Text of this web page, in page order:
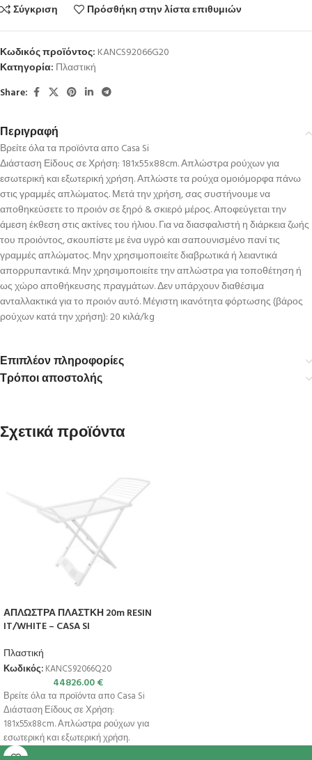
Σύγκριση
Πρόσθήκη στην λίστα επιθυμιών
Κωδικός προϊόντος: KANCS92066G20
Κατηγορία: Πλαστική
Share:
Περιγραφή
Βρείτε όλα τα προϊόντα απο Casa Si
Διάσταση Είδους σε Χρήση: 181x55x88cm. Απλώστρα ρούχων για
εσωτερική και εξωτερική χρήση. Απλώστε τα ρούχα ομοιόμορφα πάνω
στις γραμμές απλώματος. Μετά την χρήση, σας συστήνουμε να
αποθηκεύσετε το προιόν σε ξηρό & σκιερό μέρος. Αποφεύγεται την
άμεση έκθεση στις ακτίνες του ήλιου. Για να διασφαλιστή η διάρκεια ζωής
του προιόντος, σκουπίστε με ένα υγρό και σαπουνισμένο πανί τις
γραμμές απλώματος. Μην χρησιμοποιείτε διαβρωτικά ή λειαντικά
απορρυπαντικά. Μην χρησιμοποιείτε την απλώστρα για τοποθέτηση ή
ως χώρο αποθήκευσης πραγμάτων. Δεν υπάρχουν διαθέσιμα
ανταλλακτικά για το προιόν αυτό. Μέγιστη ικανότητα φόρτωσης (βάρος
ρούχων κατά την χρήση): 20 κιλά/kg
Επιπλέον πληροφορίες
Τρόποι αποστολής
Σχετικά προϊόντα
ΑΠΛΩΣΤΡΑ ΠΛΑΣΤΚΗ 20m RESIN
IT/WHITE – CASA SI
Πλαστική
Κωδικός: KANCS92066Q20
44826.00€
Βρείτε όλα τα προϊόντα απο Casa Si
Διάσταση Είδους σε Χρήση:
181x55x88cm. Απλώστρα ρούχων για
εσωτερική και εξωτερική χρήση.
Απλώστε